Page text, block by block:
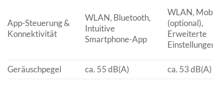
App-Steuerung &
Konnektivität
WLAN, Bluetooth,
Intuitive
Smartphone-App
WLAN,
(optional),
Erweiterte
Einstellungen
Geräuschpegel ca. 55 dB(A) ca. 53 dB(A)